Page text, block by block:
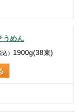
うめん
込） 1900g(38束)